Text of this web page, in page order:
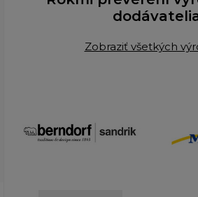
Zobraziť všetkých